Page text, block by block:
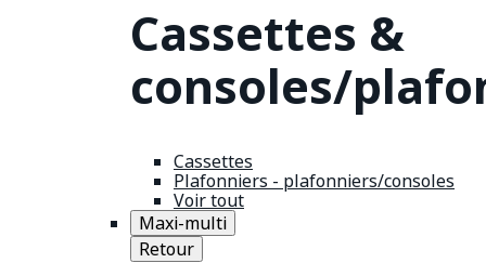
Cassettes &
consoles/
Cassettes
Plafonniers - plafonniers/consoles
Voir tout
Maxi-multi
Retour